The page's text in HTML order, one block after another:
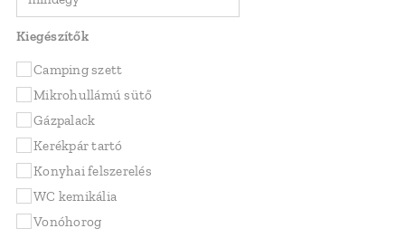
Kiegészítők
Camping szett
Mikrohullámú sütő
Gázpalack
Kerékpár tartó
Konyhai felszerelés
WC kemikália
Vonóhorog